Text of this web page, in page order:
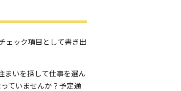
ェック項目として書き出
まいを探して仕事を選ん
ていませんか？予定通